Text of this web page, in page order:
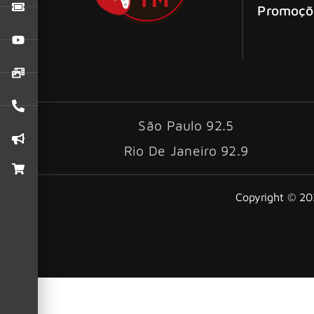
São Paulo 92.5
Rio De Janeiro 92.9
Copyright ©